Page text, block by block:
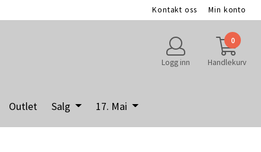
Kontakt oss Min konto
Logg inn
0
Handlekurv
Outlet Salg 17. Mai